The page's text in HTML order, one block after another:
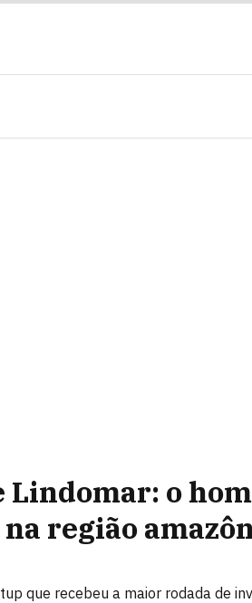
Lindomar: o
região
que recebeu a maior rodada de